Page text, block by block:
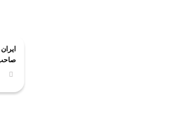
ملی